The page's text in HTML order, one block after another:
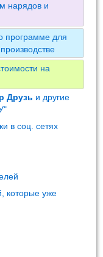
нарядов и
программе для
на
Друзь и другие
в соц. сетях
которые уже